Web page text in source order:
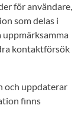
för användare,
som delas i
uppmärksamma
kontaktförsök
och uppdaterar
finns